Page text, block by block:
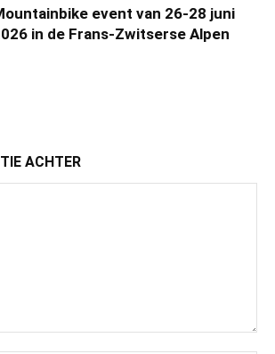
event van 26-28 juni
in de Frans-Zwitserse Alpen
ACHTER